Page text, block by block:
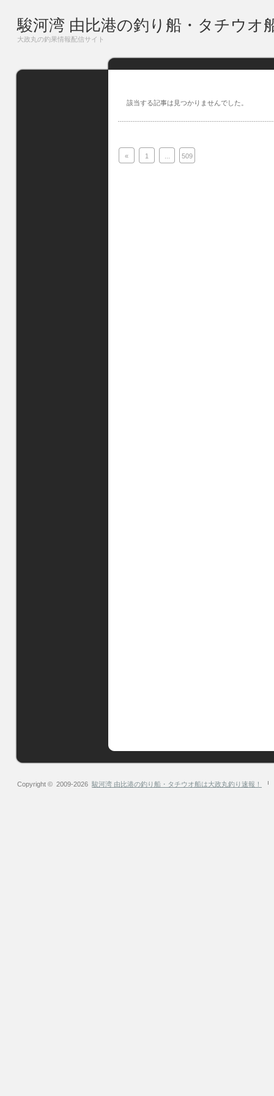
駿河湾 由比港の釣り船・タチウオ
大政丸の釣果情報配信サイト
該当する記事は見つかりませんでした。
« 1 509
Copyright © 2009-2026 駿河湾 由比港の釣り船・タチウオ船は大政丸釣り速報！